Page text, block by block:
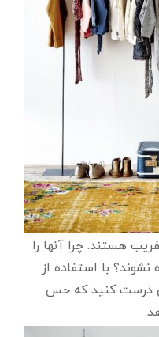
هستند. چرا آنها را
با استفاده از
درست کنید که حس